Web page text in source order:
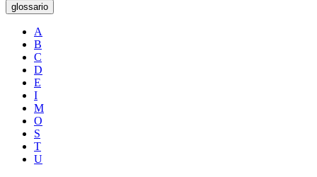
glossario
A
B
C
D
E
I
M
O
S
T
U